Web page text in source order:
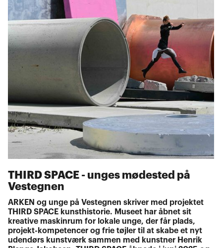
THIRD SPACE - unges mødested på
Vestegnen
ARKEN og unge på Vestegnen skriver med projektet
THIRD SPACE kunsthistorie. Museet har åbnet sit
kreative maskinrum for lokale unge, der får plads,
projekt-kompetencer og frie tøjler til at skabe et nyt
udendørs kunstværk sammen med kunstner Henrik